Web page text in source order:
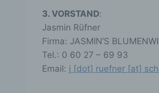
3. VORSTAND:
Jasmin Rüfner
Firma: JASMIN’S
Tel.: 0 60 27 – 69 93
Email: j [dot] ruefner [at]